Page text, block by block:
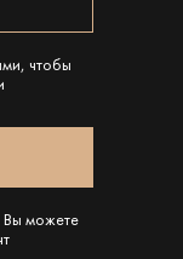
чтобы
Вы можете